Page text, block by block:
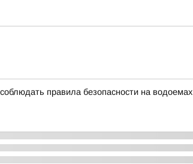
правила безопасности на водоемах